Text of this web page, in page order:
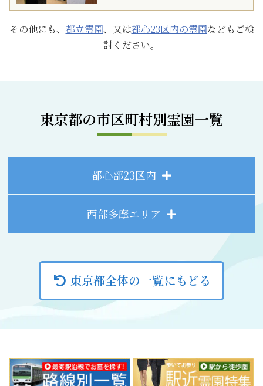
その他にも、 都立霊園、又は都心23区内の霊園などもご検
討ください。
東京都の市区町村別霊園一覧
都心部23区内
西部多摩エリア
東京都全体の一覧にもどる